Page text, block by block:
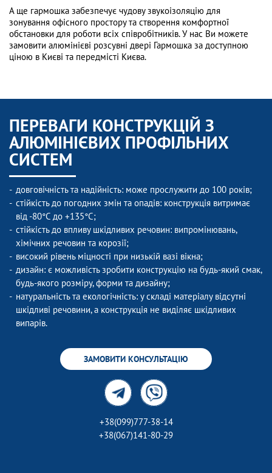
А ще гармошка забезпечує чудову звукоізоляцію для
зонування офісного простору та створення комфортної
обстановки для роботи всіх співробітників. У нас Ви можете
замовити алюмінієві розсувні двері Гармошка за доступною
ціною в Києві та передмісті Києва.
ПЕРЕВАГИ КОНСТРУКЦІЙ З
АЛЮМІНІЄВИХ ПРОФІЛЬНИХ
СИСТЕМ
довговічність та надійність: може прослужити до 100 років;
стійкість до погодних змін та опадів: конструкція витримає
від -80°C до +135°C;
стійкість до впливу шкідливих речовин: випромінювань,
хімічних речовин та корозії;
високий рівень міцності при низькій вазі вікна;
дизайн: є можливість зробити конструкцію на будь-який смак,
будь-якого розміру, форми та дизайну;
натуральність та екологічність: у складі матеріалу відсутні
шкідливі речовини, а конструкція не виділяє шкідливих
випарів.
ЗАМОВИТИ КОНСУЛЬТАЦІЮ
+38(099)777-38-14
+38(067)141-80-29